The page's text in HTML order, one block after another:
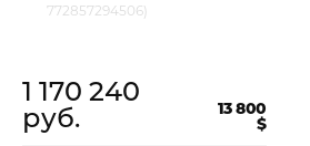
772857294506)
1 170 240
руб.
13 800
$